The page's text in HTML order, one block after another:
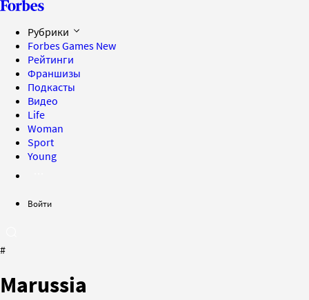
Рубрики
Forbes Games New
Рейтинги
Франшизы
Подкасты
Видео
Life
Woman
Sport
Young
Войти
#
Marussia